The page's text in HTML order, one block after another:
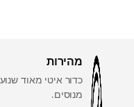
מהירות
כדור איטי מאוד
מנוסים.